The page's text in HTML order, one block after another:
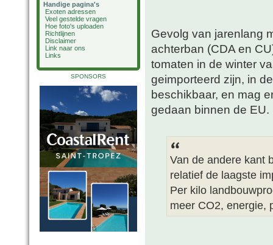
Handige pagina's
Exoten adressen
Veel gestelde vragen
Hoe foto's uploaden
Richtlijnen
Disclaimer
Link naar ons
Links
SPONSORS
Gevolg van jarenlang
achterban (CDA en
tomaten in de winter
geimporteerd zijn, in
beschikbaar, en mag
gedaan binnen de EU.
Van de andere kant
relatief de laagste
Per kilo
meer CO2, energie,